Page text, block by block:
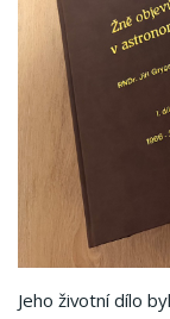
Jeho životní dílo